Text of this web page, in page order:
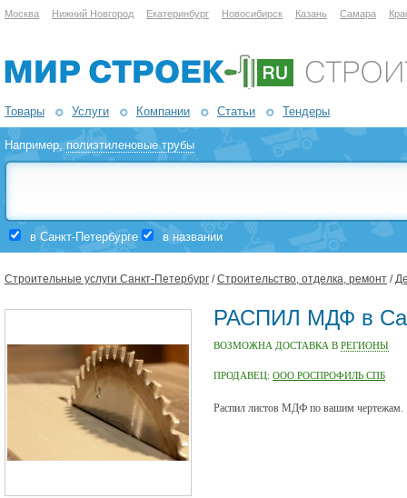
Москва Нижний Новгород Екатеринбург Новосибирск Казань Самара
Товары Услуги Компании Статьи Тендеры
Например,полиэтиленовые трубы
в Санкт-Петербурге в названии
Строительные услуги Санкт-Петербург /Строительство, отделка, ремонт /
РАСПИЛ МДФ в
ВОЗМОЖНА ДОСТАВКА В РЕГИОНЫ
ПРОДАВЕЦ: ООО РОСПРОФИЛЬ СПБ
Распил листов МДФ по вашим чертежам.